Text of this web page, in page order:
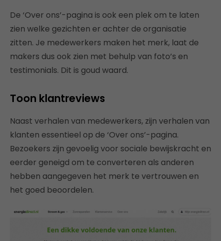
De ‘Over ons’-pagina is ook een plek om te laten
zien welke gezichten er achter de organisatie
zitten. Je medewerkers maken het merk, laat de
makers dus ook zien met behulp van foto’s en
testimonials. Dit is goud waard.
Toon klantreviews
Naast verhalen van medewerkers, zijn verhalen van
klanten essentieel op de ‘Over ons’-pagina.
Bezoekers zijn gevoelig voor sociale bewijskracht en
eerder geneigd om te converteren als anderen
hebben aangegeven het merk te vertrouwen en
het goed beoordelen.